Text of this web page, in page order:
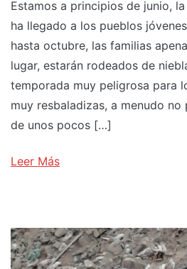
Estamos a principios de junio,
ha llegado a los pueblos
hasta octubre, las familias
lugar, estarán rodeados de
temporada muy peligrosa para
muy resbaladizas, a menudo no
de unos pocos […]
Leer Más